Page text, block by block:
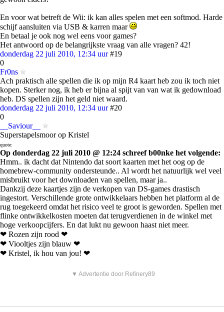
En voor wat betreft de Wii: ik kan alles spelen met een softmod. Harde
schijf aansluiten via USB & karren maar
En betaal je ook nog wel eens voor games?
Het antwoord op de belangrijkste vraag van alle vragen? 42!
donderdag 22 juli 2010, 12:34 uur #19
0
Fr0ns
Ach praktisch alle spellen die ik op mijn R4 kaart heb zou ik toch niet
kopen. Sterker nog, ik heb er bijna al spijt van van wat ik gedownload
heb. DS spellen zijn het geld niet waard.
donderdag 22 juli 2010, 12:34 uur #20
0
__Saviour__
Superstapelsmoor op Kristel
quote:
Op donderdag 22 juli 2010 @ 12:24 schreef b00nke het volgende:
Hmm.. ik dacht dat Nintendo dat soort kaarten met het oog op de
homebrew-community ondersteunde.. Al wordt het natuurlijk wel veel
misbruikt voor het downloaden van spellen, maar ja..
Dankzij deze kaartjes zijn de verkopen van DS-games drastisch
ingestort. Verschillende grote ontwikkelaars hebben het platform al de
rug toegekeerd omdat het risico veel te groot is geworden. Spellen met
flinke ontwikkelkosten moeten dat terugverdienen in de winkel met
hoge verkoopcijfers. En dat lukt nu gewoon haast niet meer.
❤ Rozen zijn rood ❤
❤ Viooltjes zijn blauw ❤
❤ Kristel, ik hou van jou! ❤
▼ Advertentie door Refinery89